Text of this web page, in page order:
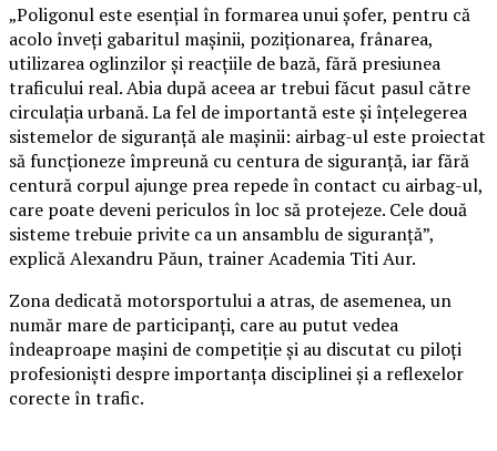
„Poligonul este esențial în formarea unui șofer, pentru că
acolo înveți gabaritul mașinii, poziționarea, frânarea,
utilizarea oglinzilor și reacțiile de bază, fără presiunea
traficului real. Abia după aceea ar trebui făcut pasul către
circulația urbană. La fel de importantă este și înțelegerea
sistemelor de siguranță ale mașinii: airbag-ul este proiectat
să funcționeze împreună cu centura de siguranță, iar fără
centură corpul ajunge prea repede în contact cu airbag-ul,
care poate deveni periculos în loc să protejeze. Cele două
sisteme trebuie privite ca un ansamblu de siguranță”,
explică Alexandru Păun, trainer Academia Titi Aur.
Zona dedicată motorsportului a atras, de asemenea, un
număr mare de participanți, care au putut vedea
îndeaproape mașini de competiție și au discutat cu piloți
profesioniști despre importanța disciplinei și a reflexelor
corecte în trafic.